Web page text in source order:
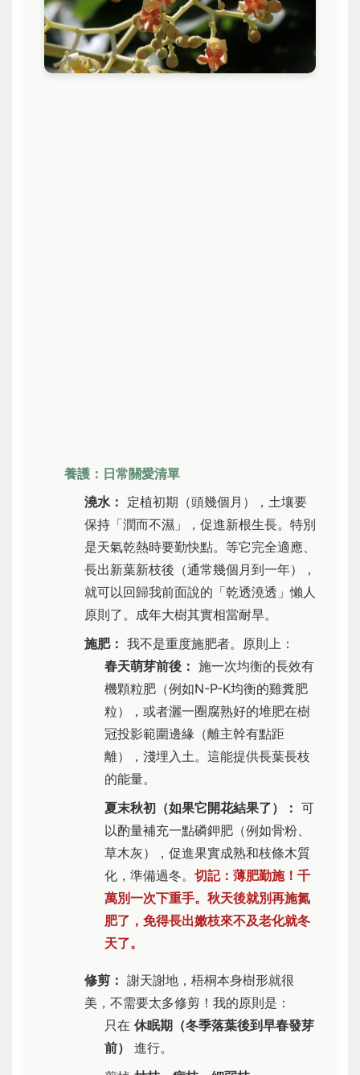
養護：日常關愛清單
澆水： 定植初期（頭幾個月），土壤要
保持「潤而不濕」，促進新根生長。特別
是天氣乾熱時要勤快點。等它完全適應、
長出新葉新枝後（通常幾個月到一年），
就可以回歸我前面說的「乾透澆透」懶人
原則了。成年大樹其實相當耐旱。
施肥： 我不是重度施肥者。原則上：
春天萌芽前後： 施一次均衡的長效有
機顆粒肥（例如N-P-K均衡的雞糞肥
粒），或者灑一圈腐熟好的堆肥在樹
冠投影範圍邊緣（離主幹有點距
離），淺埋入土。這能提供長葉長枝
的能量。
夏末秋初（如果它開花結果了）： 可
以酌量補充一點磷鉀肥（例如骨粉、
草木灰），促進果實成熟和枝條木質
化，準備過冬。 切記：薄肥勤施！千
萬別一次下重手。秋天後就別再施氮
肥了，免得長出嫩枝來不及老化就冬
天了。
修剪： 謝天謝地，梧桐本身樹形就很
美，不需要太多修剪！我的原則是：
只在 休眠期（冬季落葉後到早春發芽
前）
進行。